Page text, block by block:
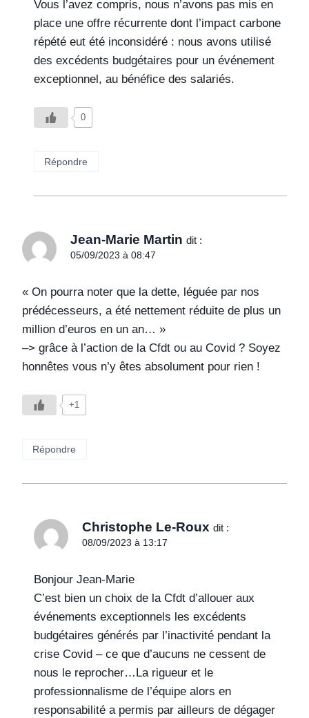
Vous l’avez compris, nous n’avons pas mis en
place une offre récurrente dont l’impact carbone
répété eut été inconsidéré : nous avons utilisé
des excédents budgétaires pour un événement
exceptionnel, au bénéfice des salariés.
0
Répondre
Jean-Marie Martin dit :
05/09/2023 à 08:47
« On pourra noter que la dette, léguée par nos
prédécesseurs, a été nettement réduite de plus un
million d’euros en un an… »
–> grâce à l’action de la Cfdt ou au Covid ? Soyez
honnêtes vous n’y êtes absolument pour rien !
+1
Répondre
Christophe Le-Roux dit :
08/09/2023 à 13:17
Bonjour Jean-Marie
C’est bien un choix de la Cfdt d’allouer aux
événements exceptionnels les excédents
budgétaires générés par l’inactivité pendant la
crise Covid – ce que d’aucuns ne cessent de
nous le reprocher…La rigueur et le
professionnalisme de l’équipe alors en
responsabilité a permis par ailleurs de dégager